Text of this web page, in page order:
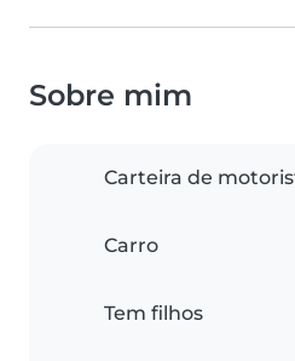
Sobre mim
Carteira de
Carro
Tem filhos